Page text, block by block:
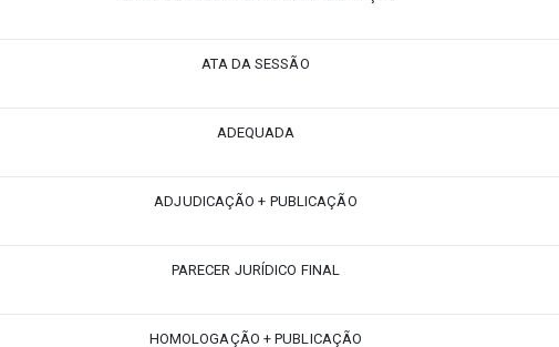
ATA DA SESSÃO
ADEQUADA
ADJUDICAÇÃO + PUBLICAÇÃO
PARECER JURÍDICO FINAL
HOMOLOGAÇÃO + PUBLICAÇÃO